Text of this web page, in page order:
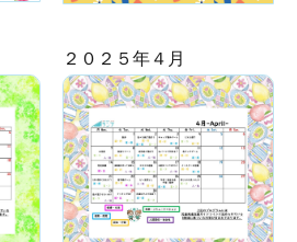
２０２５年４月